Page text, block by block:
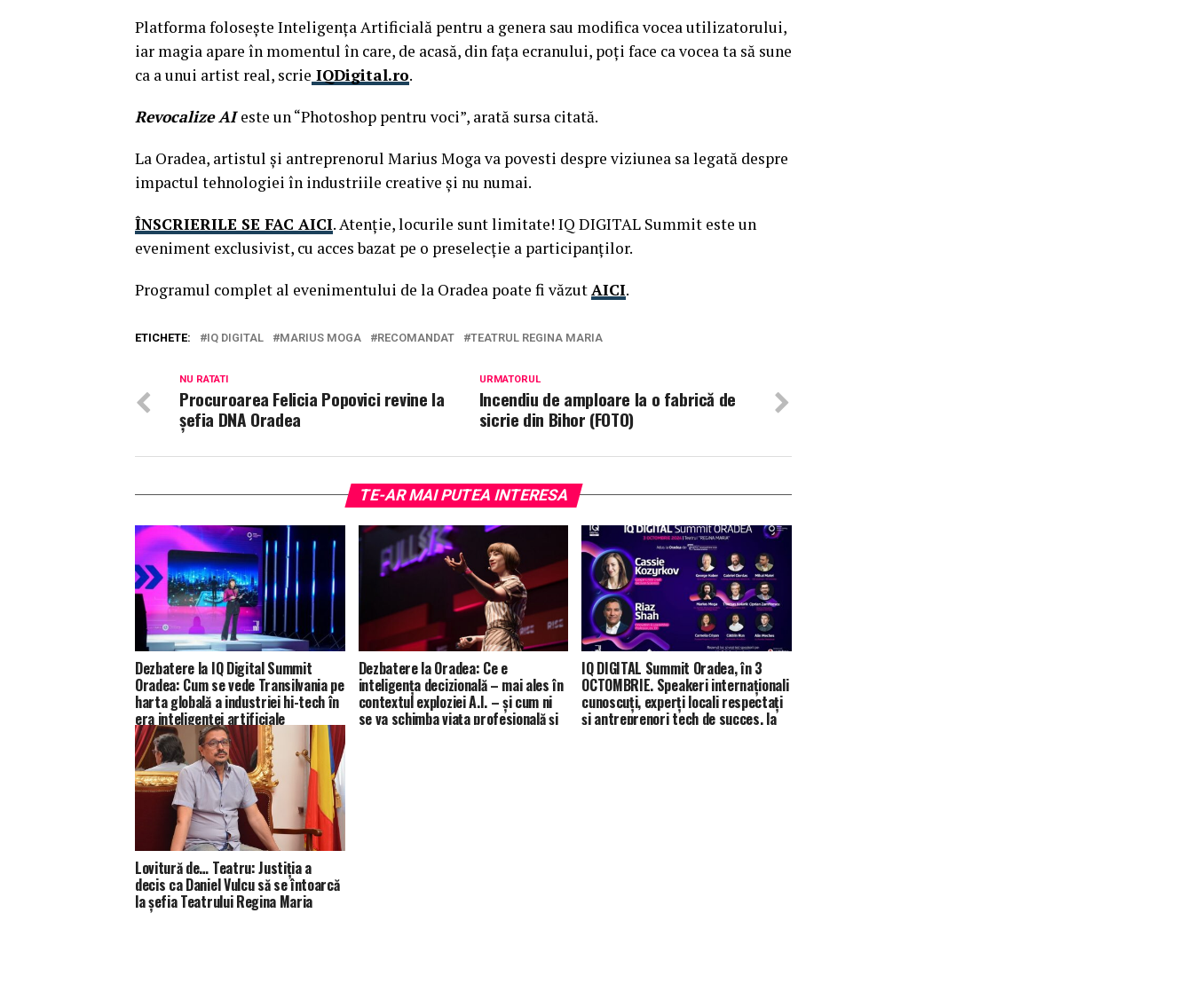
Platforma folosește Inteligența Artificială pentru a genera sau modifica vocea utilizatorului,
iar magia apare în momentul în care, de acasă, din fața ecranului, poți face ca vocea ta să sune
ca a unui artist real, scrie IQDigital.ro.
Revocalize AI este un “Photoshop pentru voci”, arată sursa citată.
La Oradea, artistul și antreprenorul Marius Moga va povesti despre viziunea sa legată despre
impactul tehnologiei în industriile creative și nu numai.
ÎNSCRIERILE SE FAC AICI. Atenție, locurile sunt limitate! IQ DIGITAL Summit este un
eveniment exclusivist, cu acces bazat pe o preselecție a participanților.
Programul complet al evenimentului de la Oradea poate fi văzutAICI.
ETICHETE: IQ DIGITAL MARIUS MOGA RECOMANDAT TEATRUL REGINA MARIA
URMATORUL
Incendiu de amploare la o fabrică de
sicrie din Bihor (FOTO)
NU RATATI
Procuroarea Felicia Popovici revine la
șefia DNA Oradea
TE-AR MAI PUTEA INTERESA
Dezbatere la IQ Digital Summit
Oradea: Cum se vede Transilvania pe
harta globală a industriei hi-tech în
era inteligenței artificiale
Dezbatere la Oradea: Ce e
inteligența decizională – mai ales în
contextul exploziei A.I. – și cum ni
se va schimba viața profesională și
IQ DIGITAL Summit Oradea, în 3
OCTOMBRIE. Speakeri internaționali
cunoscuți, experți locali respectați
și antreprenori tech de succes, la
Lovitură de… Teatru: Justiţia a
decis ca Daniel Vulcu să se întoarcă
la şefia Teatrului Regina Maria